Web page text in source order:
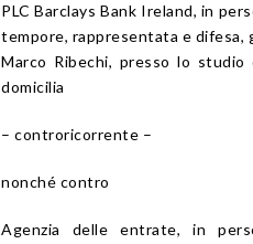
PLC Barclays Bank Ireland, in
tempore, rappresentata e difesa,
Marco Ribechi, presso lo
domicilia
– controricorrente –
nonché contro
Agenzia delle entrate, in